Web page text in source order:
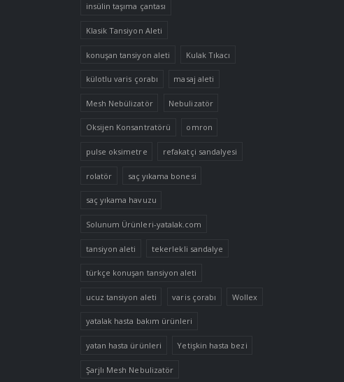
insülin taşıma çantası
Klasik Tansiyon Aleti
konuşan tansiyon aleti Kulak Tıkacı
külotlu varis çorabı masaj aleti
Mesh Nebülizatör Nebulizatör
Oksijen Konsantratörü omron
pulse oksimetre refakatçi sandalyesi
rolatör saç yıkama bonesi
saç yıkama havuzu
Solunum Ürünleri-yatalak.com
tansiyon aleti tekerlekli sandalye
türkçe konuşan tansiyon aleti
ucuz tansiyon aleti varis çorabı Wollex
yatalak hasta bakım ürünleri
yatan hasta ürünleri Yetişkin hasta bezi
Şarjlı Mesh Nebulizatör